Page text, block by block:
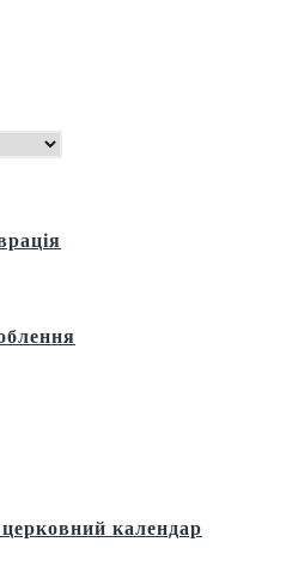
календар